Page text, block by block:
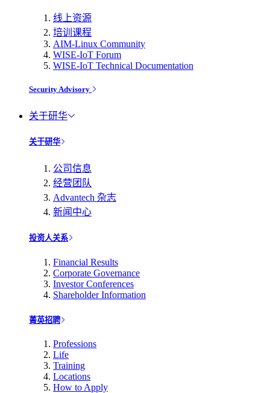
线上资源
培训课程
AIM-Linux Community
WISE-IoT Forum
WISE-IoT Technical Documentation
Security Advisory
关于研华
关于研华
公司信息
经营团队
Advantech 杂志
新闻中心
投资人关系
Financial Results
Corporate Governance
Investor Conferences
Shareholder Information
菁英招聘
Professions
Life
Training
Locations
How to Apply